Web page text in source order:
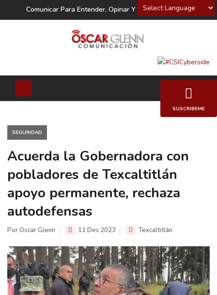
Powered by
Comunicar Para Entender, Opinar Y Decidir
SEGURIDAD
Acuerda la Gobernadora con
pobladores de Texcaltitlán
apoyo permanente, rechaza
autodefensas
Por Oscar Glenn 11 Dec 2023 Texcaltitlán
SUSCRIBEME